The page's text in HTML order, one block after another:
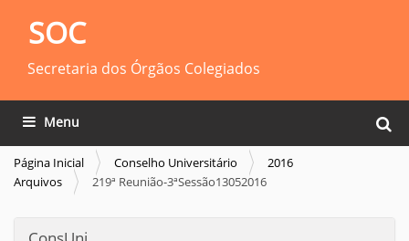
SOC
Secretaria dos Órgãos Colegiados
Busca
Toggle navigation
Página Inicial Conselho Universitário
2016
Arquivos
219ª Reunião-3ªSessão13052016